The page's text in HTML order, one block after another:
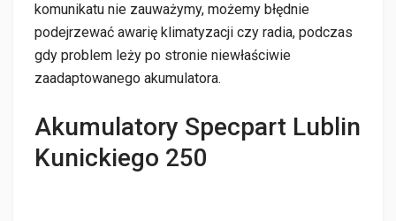
komunikatu nie zauważymy, możemy błędnie
podejrzewać awarię klimatyzacji czy radia, podczas
gdy problem leży po stronie niewłaściwie
zaadaptowanego akumulatora.
Akumulatory Specpart Lublin
Kunickiego 250